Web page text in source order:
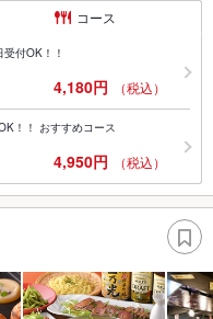
コース
付OK！！
4,180円 （税込）
！！ おすすめコース
4,950円 （税込）